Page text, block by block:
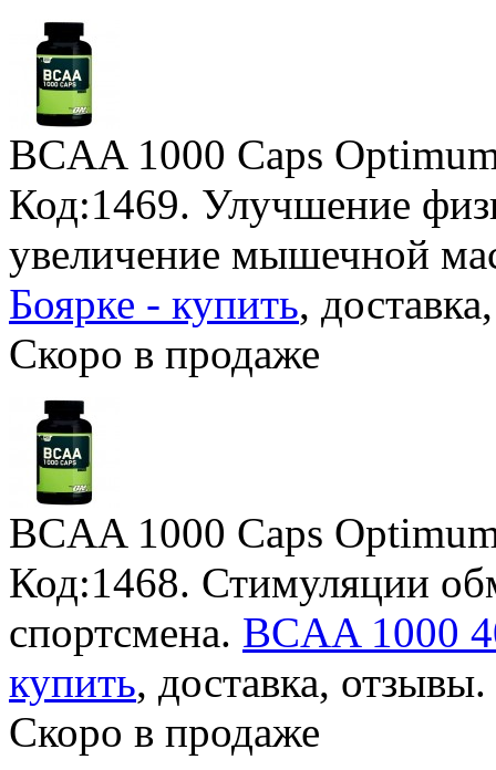
BCAA 1000 Caps
Код:1469. Улучшение
увеличение мышечной
Боярке - купить,
Скоро в продаже
BCAA 1000 Caps
Код:1468. Стимуляции
спортсмена. BCAA 1000
купить, доставка, отзывы.
Скоро в продаже